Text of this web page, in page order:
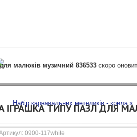
малюків музичний 836533 скоро
ІГРАШКА ТИПУ ПАЗЛ ДЛЯ
0900-117white